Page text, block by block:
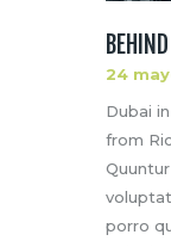
24
Dubai
from
porro